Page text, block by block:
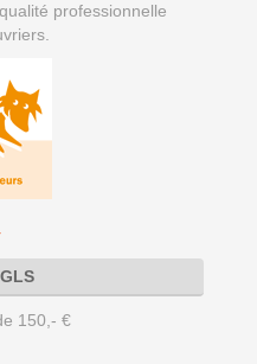
professionnelle
150,- €